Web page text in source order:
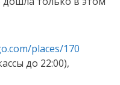
places/170
до 22:00),